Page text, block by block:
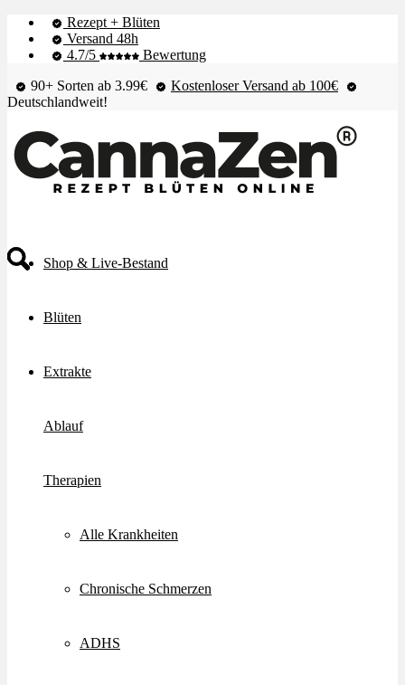
Rezept + Blüten
Versand 48h
4.7/5
Bewertung
90+ Sorten ab 3.99€
Kostenloser Versand ab 100€
Deutschlandweit!
Shop & Live-Bestand
Blüten
Extrakte
Ablauf
Therapien
Alle Krankheiten
Chronische Schmerzen
ADHS